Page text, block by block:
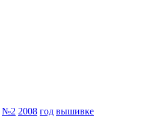
№2 2008 год вышивке